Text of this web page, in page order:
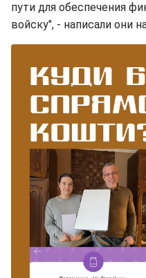
пути для обеспечения
войску", - написали они